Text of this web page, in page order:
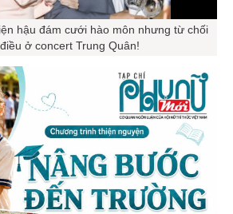
hậu đám cưới hào môn nhưng từ chối
ở concert Trung Quân!